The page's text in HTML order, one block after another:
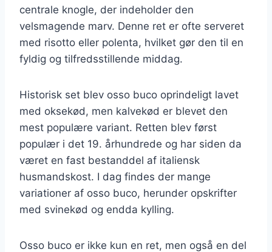
centrale knogle, der indeholder den
velsmagende marv. Denne ret er ofte serveret
med risotto eller polenta, hvilket gør den til en
fyldig og tilfredsstillende middag.
Historisk set blev osso buco oprindeligt lavet
med oksekød, men kalvekød er blevet den
mest populære variant. Retten blev først
populær i det 19. århundrede og har siden da
været en fast bestanddel af italiensk
husmandskost. I dag findes der mange
variationer af osso buco, herunder opskrifter
med svinekød og endda kylling.
Osso buco er ikke kun en ret, men også en del